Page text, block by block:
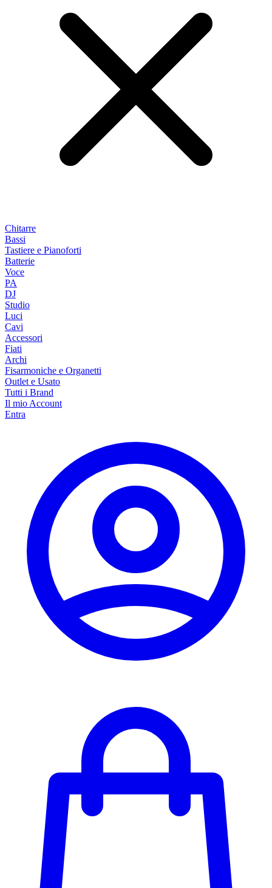
Chitarre
Bassi
Tastiere e Pianoforti
Batterie
Voce
PA
DJ
Studio
Luci
Cavi
Accessori
Fiati
Archi
Fisarmoniche e Organetti
Outlet e Usato
Tutti i Brand
Il mio Account
Entra